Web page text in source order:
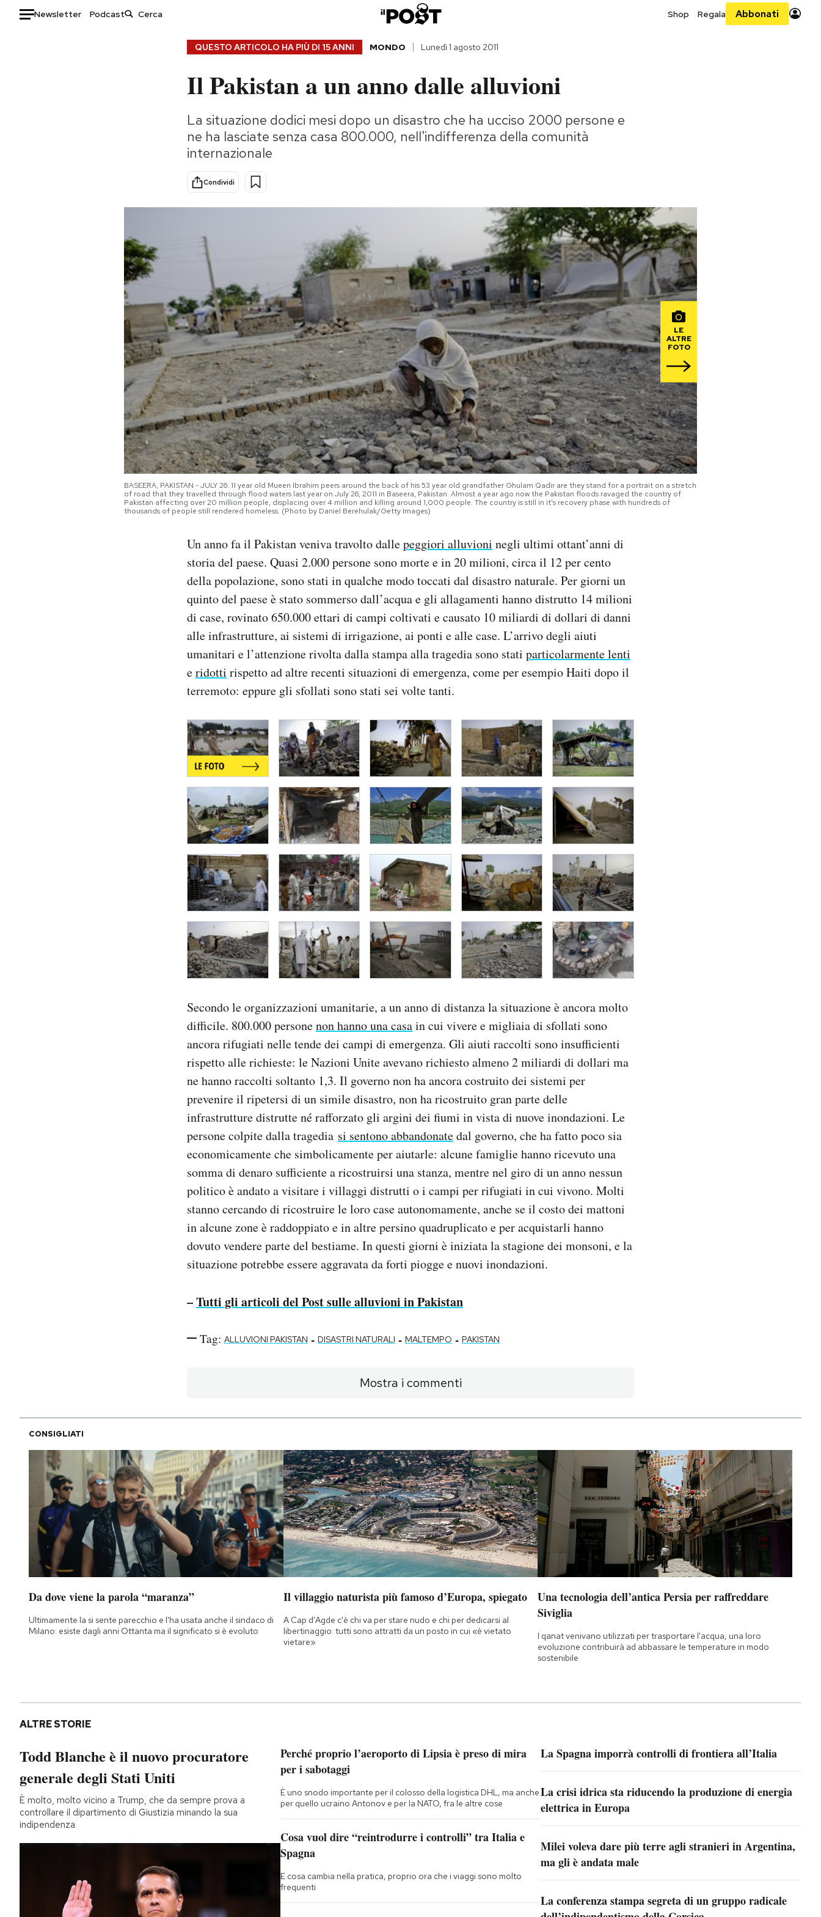
Newsletter Podcast Shop Regala Abbonati
Consumismi
Storie/Idee
Ok Boomer!
Europa
Mondiali calcio 2026
AREA PERSONALE
QUESTO ARTICOLO HA PIÙ DI 15 ANNI MONDO Lunedì 1 agosto 2011
Il Pakistan a un anno dalle alluvioni
La situazione dodici mesi dopo un disastro che ha ucciso 2000 persone e
ne ha lasciate senza casa 800.000, nell'indifferenza della comunità
internazionale
Condividi
LE
ALTRE
FOTO
BASEERA, PAKISTAN - JULY 26: 11 year old Mueen Ibrahim peers around the back of his 53 year old grandfather Ghulam Qadir are they stand for a portrait on a stretch
of road that they travelled through flood waters last year on July 26, 2011 in Baseera, Pakistan. Almost a year ago now the Pakistan floods ravaged the country of
Pakistan affecting over 20 million people, displacing over 4 million and killing around 1,000 people. The country is still in it's recovery phase with hundreds of
thousands of people still rendered homeless. (Photo by Daniel Berehulak/Getty Images)
Un anno fa il Pakistan veniva travolto dallepeggiori alluvioni negli ultimi ottant’anni di
storia del paese. Quasi 2.000 persone sono morte e in 20 milioni, circa il 12 per cento
della popolazione, sono stati in qualche modo toccati dal disastro naturale. Per giorni un
quinto del paese è stato sommerso dall’acqua e gli allagamenti hanno distrutto 14 milioni
di case, rovinato 650.000 ettari di campi coltivati e causato 10 miliardi di dollari di danni
alle infrastrutture, ai sistemi di irrigazione, ai ponti e alle case. L’arrivo degli aiuti
umanitari e l’attenzione rivolta dalla stampa alla tragedia sono stati particolarmente lenti
eridotti rispetto ad altre recenti situazioni di emergenza, come per esempio Haiti dopo il
terremoto: eppure gli sfollati sono stati sei volte tanti.
Secondo le organizzazioni umanitarie, a un anno di distanza la situazione è ancora molto
difficile. 800.000 personenon hanno una casain cui vivere e migliaia di sfollati sono
ancora rifugiati nelle tende dei campi di emergenza. Gli aiuti raccolti sono insufficienti
rispetto alle richieste: le Nazioni Unite avevano richiesto almeno 2 miliardi di dollari ma
ne hanno raccolti soltanto 1,3. Il governo non ha ancora costruito dei sistemi per
prevenire il ripetersi di un simile disastro, non ha ricostruito gran parte delle
infrastrutture distrutte né rafforzato gli argini dei fiumi in vista di nuove inondazioni. Le
persone colpite dalla tragedia si sentono abbandonatedal governo, che ha fatto poco sia
economicamente che simbolicamente per aiutarle: alcune famiglie hanno ricevuto una
somma di denaro sufficiente a ricostruirsi una stanza, mentre nel giro di un anno nessun
politico è andato a visitare i villaggi distrutti o i campi per rifugiati in cui vivono. Molti
stanno cercando di ricostruire le loro case autonomamente, anche se il costo dei mattoni
in alcune zone è raddoppiato e in altre persino quadruplicato e per acquistarli hanno
dovuto vendere parte del bestiame. In questi giorni è iniziata la stagione dei monsoni, e la
situazione potrebbe essere aggravata da forti piogge e nuovi inondazioni.
–Tutti gli articoli del Post sulle alluvioni in Pakistan
Tag: ALLUVIONI PAKISTAN - DISASTRI NATURALI - MALTEMPO - PAKISTAN
Mostra i commenti
CONSIGLIATI
Da dove viene la parola “maranza”
Ultimamente la si sente parecchio e l'ha usata anche il sindaco di
Milano: esiste dagli anni Ottanta ma il significato si è evoluto
Il villaggio naturista più famoso d’Europa, spiegato
A Cap d'Agde c'è chi va per stare nudo e chi per dedicarsi al
libertinaggio: tutti sono attratti da un posto in cui «è vietato
vietare»
Una tecnologia dell’antica Persia per raffreddare
Siviglia
I qanat venivano utilizzati per trasportare l'acqua, una loro
evoluzione contribuirà ad abbassare le temperature in modo
sostenibile
ALTRE STORIE
Todd Blanche è il nuovo procuratore
generale degli Stati Uniti
È molto, molto vicino a Trump, che da sempre prova a
controllare il dipartimento di Giustizia minando la sua
indipendenza
Perché proprio l’aeroporto di Lipsia è preso di mira
per i sabotaggi
È uno snodo importante per il colosso della logistica DHL, ma anche
per quello ucraino Antonov e per la NATO, fra le altre cose
Cosa vuol dire “reintrodurre i controlli” tra Italia e
Spagna
E cosa cambia nella pratica, proprio ora che i viaggi sono molto
frequenti
La Spagna imporrà controlli di frontiera all’Italia
La crisi idrica sta riducendo la produzione di energia
elettrica in Europa
Milei voleva dare più terre agli stranieri in Argentina,
ma gli è andata male
La conferenza stampa segreta di un gruppo radicale